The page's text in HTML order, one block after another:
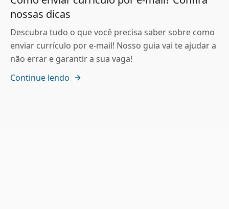
nossas dicas
Descubra tudo o que você precisa saber sobre como
enviar currículo por e-mail! Nosso guia vai te ajudar a
não errar e garantir a sua vaga!
Continue lendo